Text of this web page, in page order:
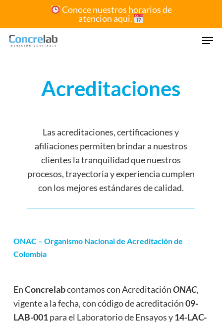
main
content
Conoce nuestros horarios de
atencion aqui.
Acreditaciones
Las acreditaciones, certificaciones y
afiliaciones permiten brindar a nuestros
clientes la tranquilidad que nuestros
procesos, trayectoria y experiencia cumplen
con los mejores estándares de calidad.
ONAC – Organismo Nacional de Acreditación de
Colombia
EnConcrelabcontamos con AcreditaciónONAC,
vigente a la fecha, con código de acreditación09-
LAB-001para el Laboratorio de Ensayos y14-LAC-
Close
Menu